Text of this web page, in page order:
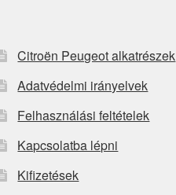
Citroën Peugeot alkatrészek
Adatvédelmi irányelvek
Felhasználási feltételek
Kapcsolatba lépni
Kifizetések